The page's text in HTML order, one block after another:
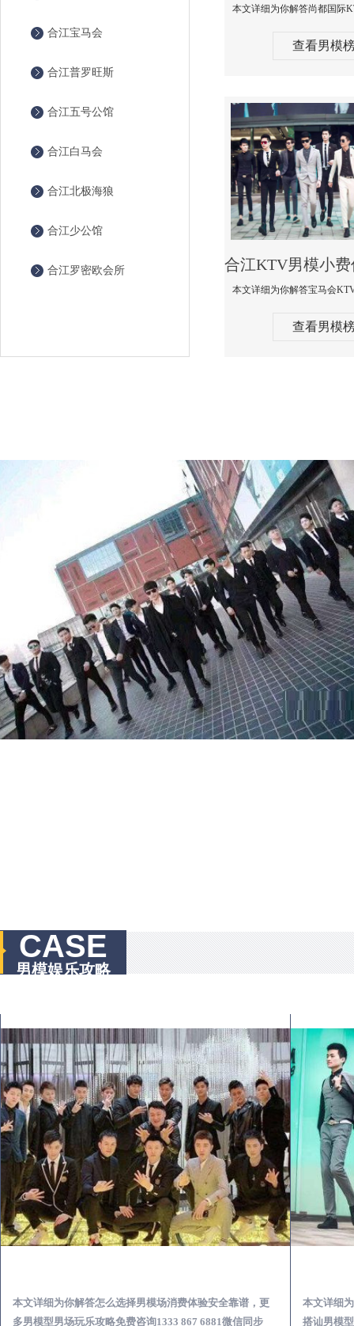
合江宝马会
合江普罗旺斯
合江五号公馆
合江白马会
合江北极海狼
合江少公馆
合江罗密欧会所
查看男模
查看男模
CASE
男模娱乐攻略
本文详细为你解答怎么选择男模场消费体验安全靠谱，更
多男模型男场玩乐攻略免费咨询1333 867 6881微信同步
本文详细
搭讪男模